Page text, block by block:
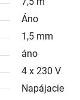
Áno
1,5 mm
áno
4 x 230 V
Napájacie